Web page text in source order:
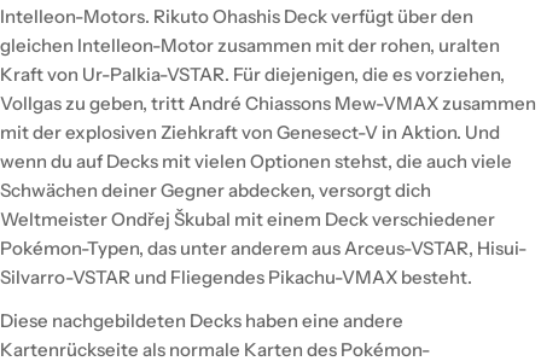
Intelleon-Motors. Rikuto Ohashis Deck verfügt über den
gleichen Intelleon-Motor zusammen mit der rohen, uralten
Kraft von Ur-Palkia-VSTAR. Für diejenigen, die es vorziehen,
Vollgas zu geben, tritt André Chiassons Mew-VMAX zusammen
mit der explosiven Ziehkraft von Genesect-V in Aktion. Und
wenn du auf Decks mit vielen Optionen stehst, die auch viele
Schwächen deiner Gegner abdecken, versorgt dich
Weltmeister Ondřej Škubal mit einem Deck verschiedener
Pokémon-Typen, das unter anderem aus Arceus-VSTAR, Hisui-
Silvarro-VSTAR und Fliegendes Pikachu-VMAX besteht.
Diese nachgebildeten Decks haben eine andere
Kartenrückseite als normale Karten des Pokémon-